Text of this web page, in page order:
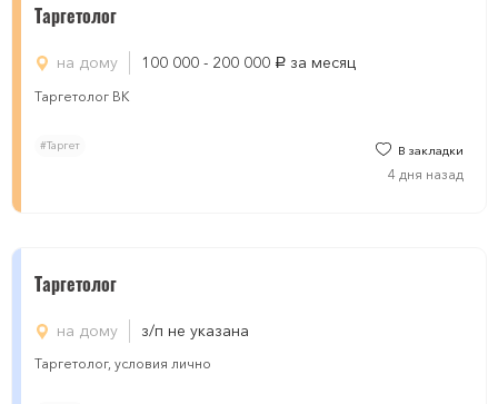
Таргетолог
на дому 100 000 - 200 000 руб. за месяц
Таргетолог ВК
#Таргет В закладки
4 дня назад
Таргетолог
на дому з/п не указана
Таргетолог, условия лично